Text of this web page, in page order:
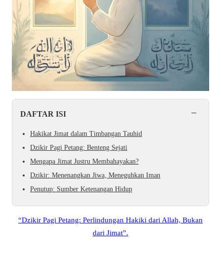
DAFTAR ISI −
Hakikat Jimat dalam Timbangan Tauhid
Dzikir Pagi Petang: Benteng Sejati
Mengapa Jimat Justru Membahayakan?
Dzikir: Menenangkan Jiwa, Meneguhkan Iman
Penutup: Sumber Ketenangan Hidup
“Dzikir Pagi Petang: Perlindungan Hakiki dari Allah, Bukan
dari Jimat”.